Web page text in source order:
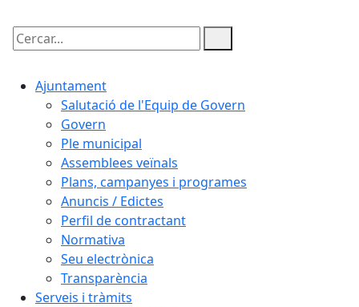
Cercar:
Ajuntament
Salutació de l'Equip de Govern
Govern
Ple municipal
Assemblees veïnals
Plans, campanyes i programes
Anuncis / Edictes
Perfil de contractant
Normativa
Seu electrònica
Transparència
Serveis i tràmits